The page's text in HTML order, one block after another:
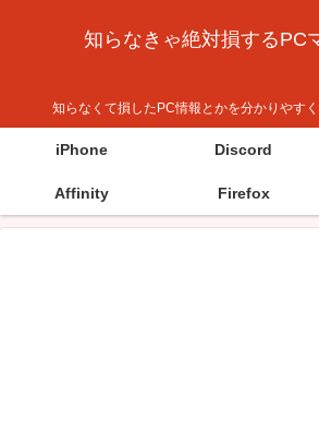
知らなきゃ絶対損するPC
知らなくて損したPC情報とかを分かりやす
iPhone Discord
Affinity Firefox